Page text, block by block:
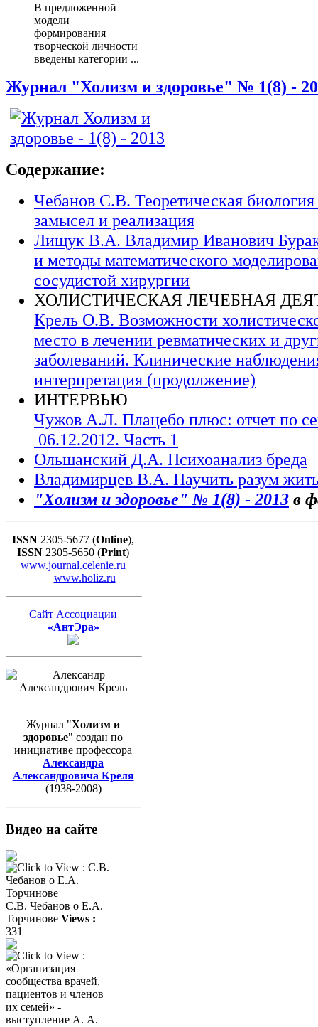
В предложенной
модели
формирования
творческой личности
введены категории ...
Журнал "Холизм и здоровье" № 1(8) -
Содержание:
Чебанов С.В. Теоретическая
замысел и реализация
Лищук В.А. Владимир Иванович
и методы математического
сосудистой хирургии
ХОЛИСТИЧЕСКАЯ ЛЕЧЕБНАЯ
Крель О.В. Возможности
место в лечении ревматических и
заболеваний. Клинические
интерпретация (продолжение)
ИНТЕРВЬЮ
Чужов А.Л. Плацебо плюс: отчет по
06.12.2012. Часть 1
Ольшанский Д.А. Психоанализ бреда
Владимирцев В.А. Научить разум
"Холизм и здоровье" № 1(8) - 2013 в
ISSN 2305-5677 (Online),
ISSN 2305-5650 (Print)
www.journal.celenie.ru
www.holiz.ru
Сайт Ассоциации
«АнтЭра»
Журнал "Холизм и
здоровье" создан по
инициативе профессора
Александра
Александровича Креля
(1938-2008)
Видео на сайте
С.В. Чебанов о Е.А.
Торчинове Views :
331